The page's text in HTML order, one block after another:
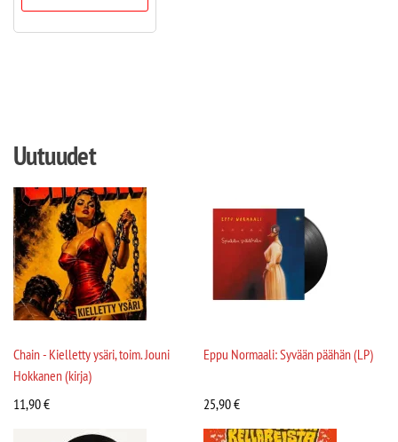
Uutuudet
Chain - Kielletty ysäri, toim. Jouni
Hokkanen (kirja)
11,90€
Eppu Normaali: Syvään päähän (LP)
25,90€